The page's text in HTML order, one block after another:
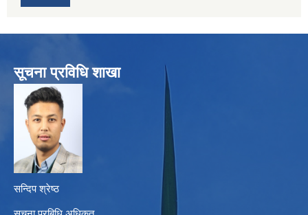
सूचना प्रविधि शाखा
सन्दिप श्रेष्ठ